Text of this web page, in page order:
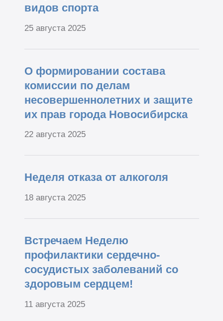
видов спорта
25 августа 2025
О формировании состава
комиссии по делам
несовершеннолетних и защите
их прав города Новосибирска
22 августа 2025
Неделя отказа от алкоголя
18 августа 2025
Встречаем Неделю
профилактики сердечно-
сосудистых заболеваний со
здоровым сердцем!
11 августа 2025